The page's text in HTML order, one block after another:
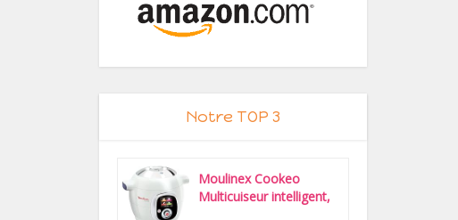
Notre TOP 3
Moulinex Cookeo
Multicuiseur intelligent,